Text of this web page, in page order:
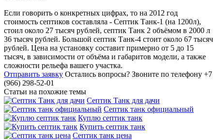
Если говорить о конкретных цифрах, то на 2012 год
стоимость септиков составляла - Септик Танк-1 (на 1200л),
стоил около 27 тысяч рублей, септик Танк 2 объёмом в 2000 л
36 тысяч рублей. Большой септик Танк-4 стоит около 67 тысяч
рублей. Цена на установку составит примерно от 5 до 15
тысяч, в зависимости от объёма и габаритов модели, а также
сложности рельефа вашего участка.
Отправить заявку Остались вопросы? Звоните по телефону +7
(966) 298-52-01
Статьи на похожие темы
Септик Танк для дачи
Септик танк официальный
Куплю септик танк
Купить септик танк
Септик танк цена